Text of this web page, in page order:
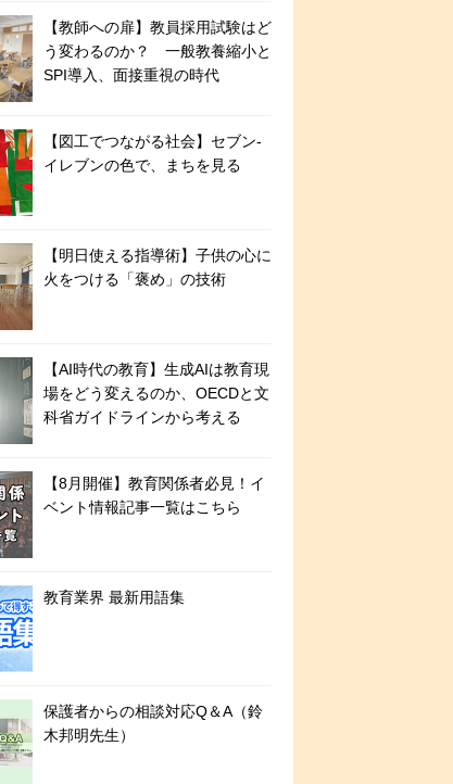
【教師への扉】教員採用試験はど
う変わるのか？ 一般教養縮小と
SPI導入、面接重視の時代
【図工でつながる社会】セブン‐
イレブンの色で、まちを見る
【明日使える指導術】子供の心に
火をつける「褒め」の技術
【AI時代の教育】生成AIは教育現
場をどう変えるのか、OECDと文
科省ガイドラインから考える
【8月開催】教育関係者必見！イ
ベント情報記事一覧はこちら
教育業界 最新用語集
保護者からの相談対応Q＆A（鈴
木邦明先生）